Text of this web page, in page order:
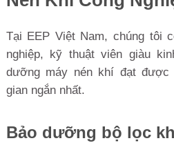
Tại EEP Việt Nam, chúng tôi
nghiệp, kỹ thuật viên giàu
dưỡng máy nén khí đạt được
gian ngắn nhất.
Bảo dưỡng bộ lọc